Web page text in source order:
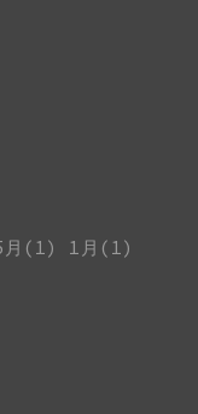
月(1)
1月(1)